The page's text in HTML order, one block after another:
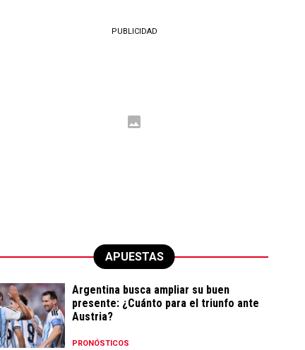
PUBLICIDAD
APUESTAS
Argentina busca ampliar su buen
presente: ¿Cuánto para el triunfo ante
Austria?
PRONÓSTICOS